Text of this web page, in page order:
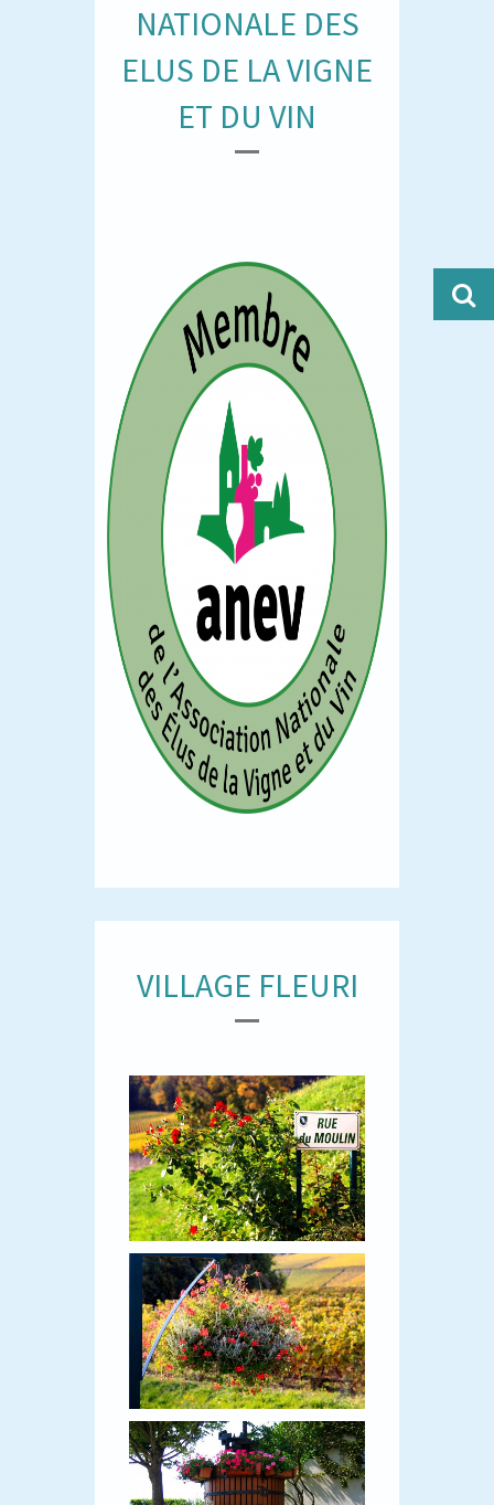
NATIONALE DES
ELUS DE LA VIGNE
ET DU VIN
VILLAGE FLEURI